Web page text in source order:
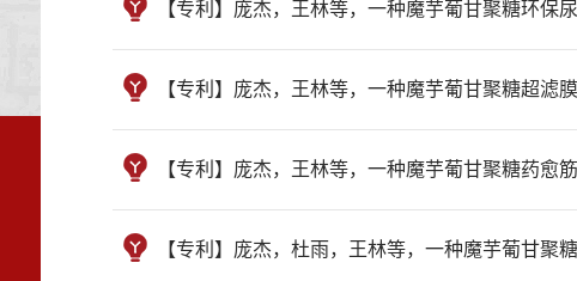
【专利】庞杰，王林等，一种魔芋葡甘聚糖环保
【专利】庞杰，王林等，一种魔芋葡甘聚糖超滤
【专利】庞杰，王林等，一种魔芋葡甘聚糖药愈
【专利】庞杰，杜雨，王林等，一种魔芋葡甘